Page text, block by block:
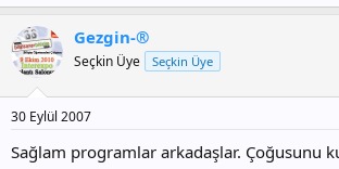
Gezgin-®
Seçkin Üye Seçkin Üye
30 Eylül 2007
Sağlam programlar arkadaşlar. Çoğusunu